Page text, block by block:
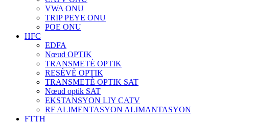
VWA ONU
TRIP PEYE ONU
POE ONU
HFC
EDFA
Nœud OPTIK
TRANSMETÈ OPTIK
RESÈVÈ OPTIK
TRANSMETÈ OPTIK SAT
Nœud optik SAT
EKSTANSYON LIY CATV
RF ALIMENTASYON ALIMANTASYON
FTTH